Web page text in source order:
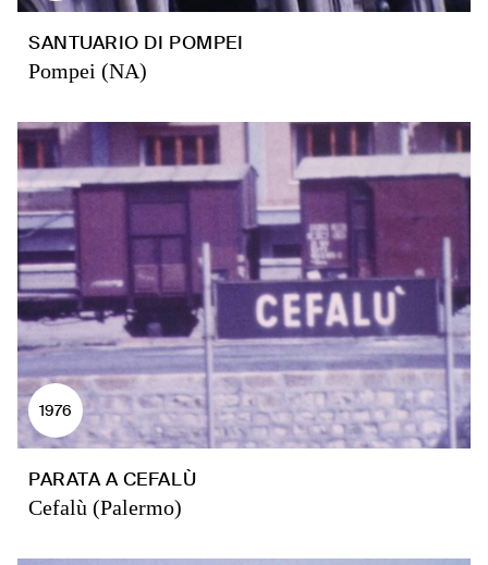
SANTUARIO DI POMPEI
Pompei (NA)
1976
PARATA A CEFALÙ
Cefalù (Palermo)